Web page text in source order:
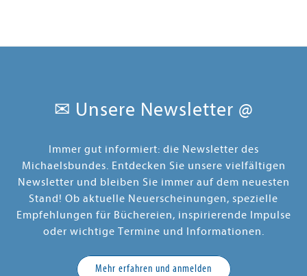
✉ Unsere Newsletter @
Immer gut informiert: die Newsletter des
Michaelsbundes. Entdecken Sie unsere vielfältigen
Newsletter und bleiben Sie immer auf dem neuesten
Stand! Ob aktuelle Neuerscheinungen, spezielle
Empfehlungen für Büchereien, inspirierende Impulse
oder wichtige Termine und Informationen.
Mehr erfahren und anmelden